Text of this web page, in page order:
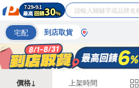
宅配 到店取貨
價格↓ 上架時間